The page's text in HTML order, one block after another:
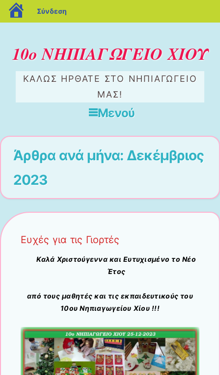
10ο ΝΗΠΙΑΓΩΓΕΙΟ ΧΙΟΥ
ΚΑΛΩΣ ΗΡΘΑΤΕ ΣΤΟ ΝΗΠΙΑΓΩΓΕΙΟ
ΜΑΣ!
Μενού
Άρθρα ανά μήνα: Δεκέμβριος
2023
Ευχές για τις Γιορτές
Καλά Χριστούγεννα και Ευτυχισμένο το Νέο
Έτος
από τους μαθητές και τις εκπαιδευτικούς του
10ου Νηπιαγωγείου Χίου !!!
blogs.sch.gr
Σύνδεση